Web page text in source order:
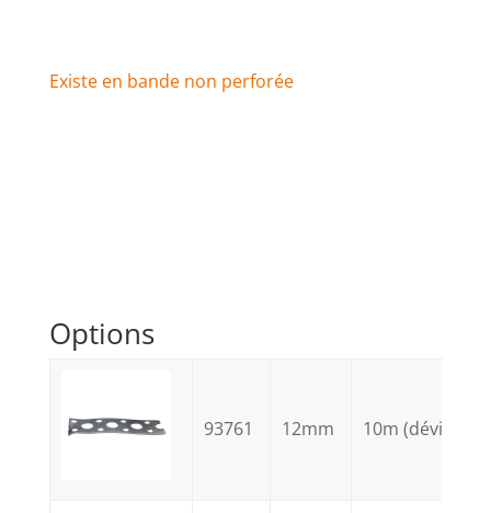
Existe en bande non perforée
Options
93761 12mm 10m (dévidoir)